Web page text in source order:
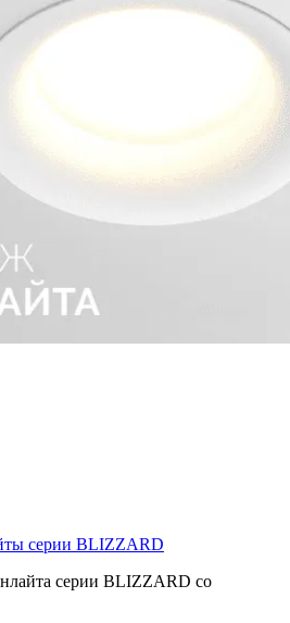
серии BLIZZARD
серии BLIZZARD со